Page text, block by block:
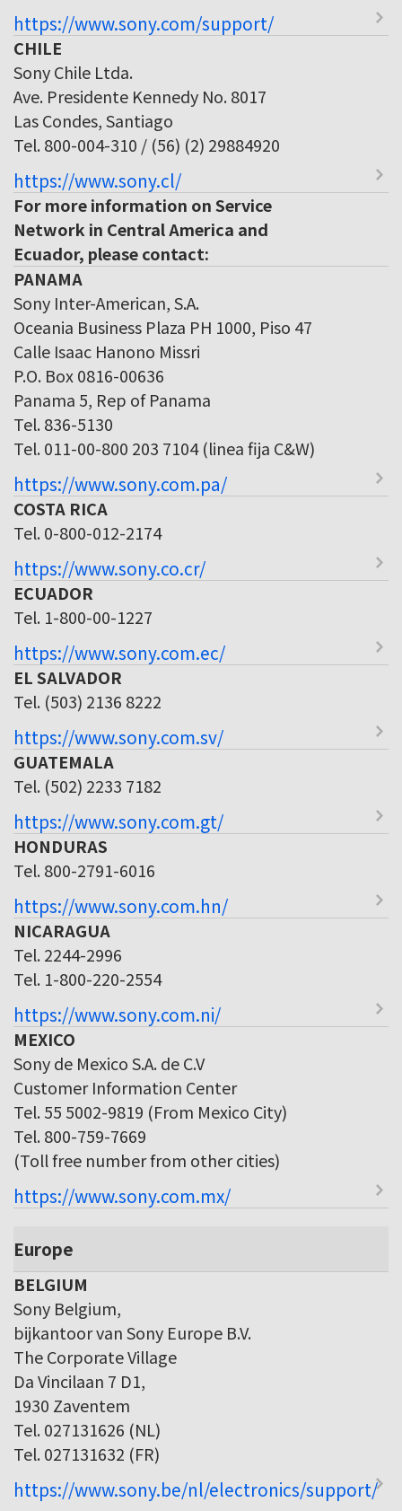
https://www.sony.com/support/
CHILE
Sony Chile Ltda.
Ave. Presidente Kennedy No. 8017
Las Condes, Santiago
Tel. 800-004-310 / (56) (2) 29884920
https://www.sony.cl/
For more information on Service
Network in Central America and
Ecuador, please contact:
PANAMA
Sony Inter-American, S.A.
Oceania Business Plaza PH 1000, Piso 47
Calle Isaac Hanono Missri
P.O. Box 0816-00636
Panama 5, Rep of Panama
Tel. 836-5130
Tel. 011-00-800 203 7104 (linea fija C&W)
https://www.sony.com.pa/
COSTA RICA
Tel. 0-800-012-2174
https://www.sony.co.cr/
ECUADOR
Tel. 1-800-00-1227
https://www.sony.com.ec/
EL SALVADOR
Tel. (503) 2136 8222
https://www.sony.com.sv/
GUATEMALA
Tel. (502) 2233 7182
https://www.sony.com.gt/
HONDURAS
Tel. 800-2791-6016
https://www.sony.com.hn/
NICARAGUA
Tel. 2244-2996
Tel. 1-800-220-2554
https://www.sony.com.ni/
MEXICO
Sony de Mexico S.A. de C.V
Customer Information Center
Tel. 55 5002-9819 (From Mexico City)
Tel. 800-759-7669
(Toll free number from other cities)
https://www.sony.com.mx/
Europe
BELGIUM
Sony Belgium,
bijkantoor van Sony Europe B.V.
The Corporate Village
Da Vincilaan 7 D1,
1930 Zaventem
Tel. 027131626 (NL)
Tel. 027131632 (FR)
https://www.sony.be/nl/electronics/support/